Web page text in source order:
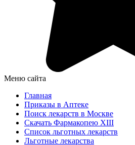
Меню сайта
Главная
Приказы в Аптеке
Поиск лекарств в Москве
Скачать Фармакопею XIII
Список льготных лекарств
Льготные лекарства